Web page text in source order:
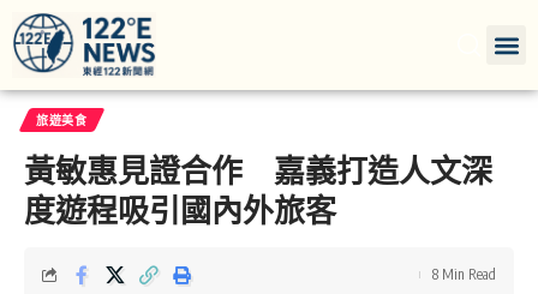
旅遊美食
黃敏惠見證合作 嘉義打造人文深
度遊程吸引國內外旅客
8 Min Read